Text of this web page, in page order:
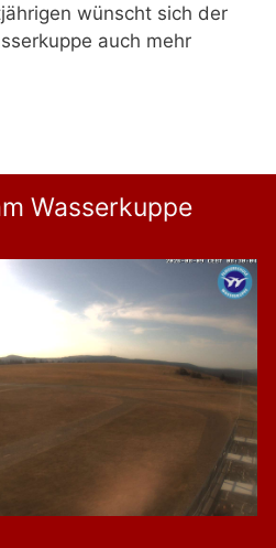
wünscht sich der
auch mehr
Wasserkuppe